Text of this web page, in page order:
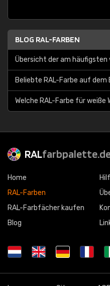
BLOG RAL-FARBEN
Übersicht der am häufigsten
Beliebte RAL-Farbe auf
Welche RAL-Farbe für weiße
RAL
Home
RAL-Farben
RAL-Farbfächer kaufen
Blog